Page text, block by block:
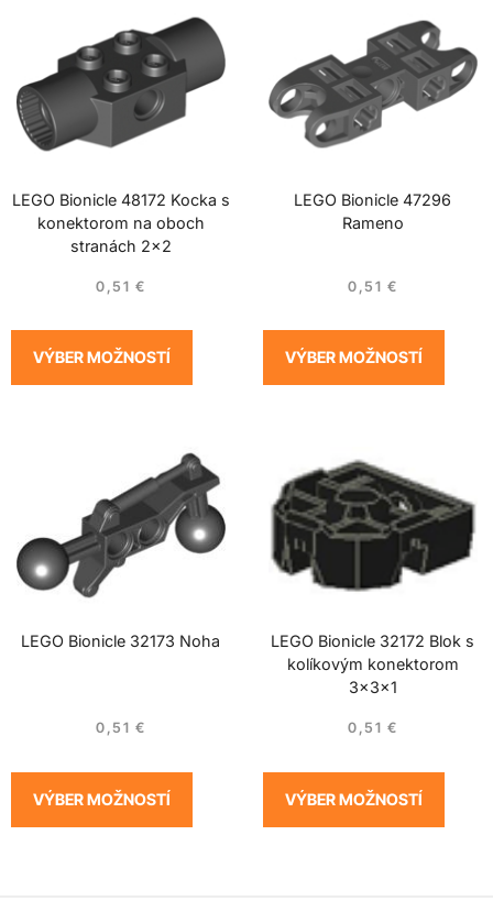
LEGO Bionicle 48172 Kocka s
konektorom na oboch
stranách 2×2
0,51 €
VÝBER MOŽNOSTÍ
LEGO Bionicle 47296
Rameno
0,51 €
VÝBER MOŽNOSTÍ
LEGO Bionicle 32173 Noha
0,51 €
VÝBER MOŽNOSTÍ
LEGO Bionicle 32172 Blok s
kolíkovým konektorom
3x3x1
0,51 €
VÝBER MOŽNOSTÍ